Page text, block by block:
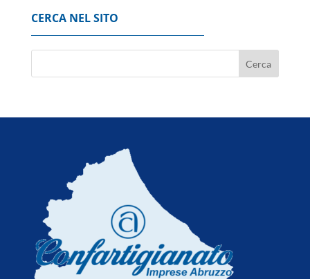
Nuburu, 'via libera del Governo
6 Agosto 2026
CERCA NEL SITO